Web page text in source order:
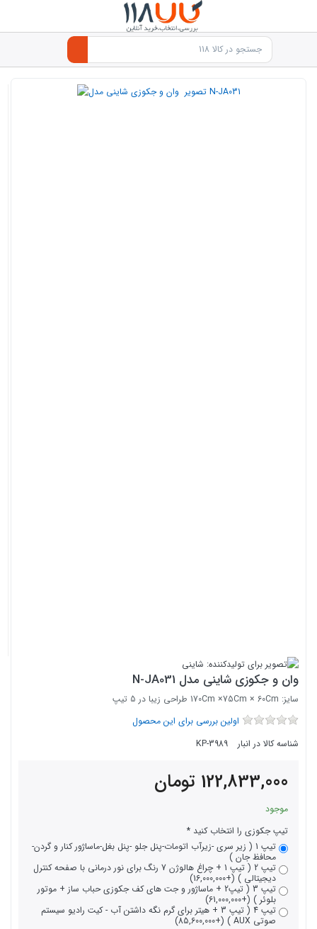
وان و جکوزی شاینی مدل N-JA031
سایز: 170Cm ×75Cm × 60Cm طراحی زیبا در 5 تیپ
اولین بررسی برای این محصول
شناسه کالا در انبار
KP-3989
122,833,000 تومان
موجود
تیپ جکوزی را انتخاب کنید
تیپ 1 ( زیر سری -زیرآب اتومات-پنل جلو -پنل بغل-ماساژور کنار و گردن-
محافظ جان )
تیپ 2 ( تیپ 1 + چراغ هالوژن 7 رنگ برای نور درمانی با صفحه کنترل
دیجیتالی ) (+16,000,000)
تیپ 3 ( تیپ2 + ماساژور و جت های کف جکوزی حباب ساز + موتور
بلوئر ) (+61,000,000)
تیپ 4 ( تیپ 3 + هیتر برای گرم نگه داشتن آب - کیت رادیو سیستم
صوتی AUX ) (+85,600,000)